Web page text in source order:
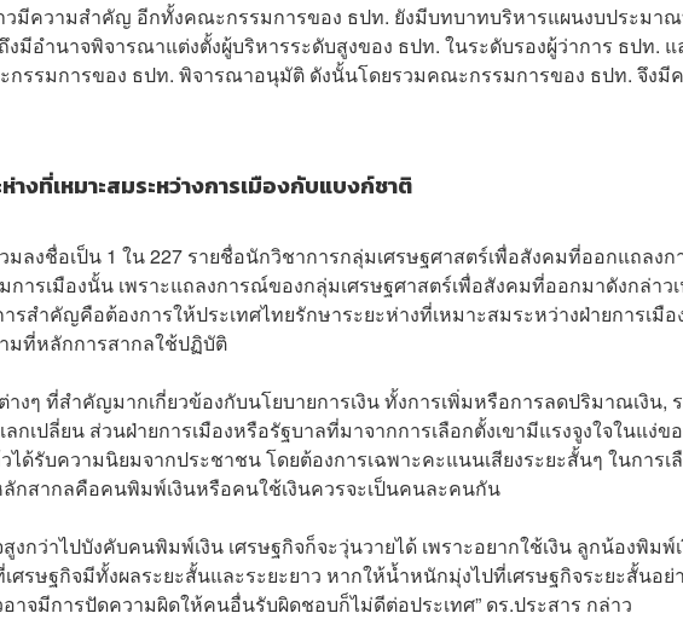
มีความสำคัญ อีกทั้งคณะกรรมการของ ธปท. ยังมีบทบาทบริหารแผนงบประมา
อำนาจพิจารณาแต่งตั้งผู้บริหารระดับสูงของ ธปท. ในระดับรองผู้ว่าการ ธปท. แ
กรรมการของ ธปท. พิจารณาอนุมัติ ดังนั้นโดยรวมคณะกรรมการของ ธปท. จึงมี
งที่เหมาะสมระหว่างการเมืองกับแบงก์ชาติ
มลงชื่อเป็น 1 ใน 227 รายชื่อนักวิชาการกลุ่มเศรษฐศาสตร์เพื่อสังคมที่ออกแถลง
ารเมืองนั้น เพราะแถลงการณ์ของกลุ่มเศรษฐศาสตร์เพื่อสังคมที่ออกมาดังกล่าว
สำคัญคือต้องการให้ประเทศไทยรักษาระยะห่างที่เหมาะสมระหว่างฝ่ายการเมือ
มที่หลักการสากลใช้ปฏิบัติ
งๆ ที่สำคัญมากเกี่ยวข้องกับนโยบายการเงิน ทั้งการเพิ่มหรือการลดปริมาณเงิน,
กเปลี่ยน ส่วนฝ่ายการเมืองหรือรัฐบาลที่มาจากการเลือกตั้งเขามีแรงจูงใจในแง่ข
ได้รับความนิยมจากประชาชน โดยต้องการเฉพาะคะแนนเสียงระยะสั้นๆ ในการเ
กสากลคือคนพิมพ์เงินหรือคนใช้เงินควรจะเป็นคนละคนกัน
งกว่าไปบังคับคนพิมพ์เงิน เศรษฐกิจก็จะวุ่นวายได้ เพราะอยากใช้เงิน ลูกน้องพิมพ์
ศรษฐกิจมีทั้งผลระยะสั้นและระยะยาว หากให้น้ำหนักมุ่งไปที่เศรษฐกิจระยะสั้นอย่
อาจมีการปัดความผิดให้คนอื่นรับผิดชอบก็ไม่ดีต่อประเทศ” ดร.ประสาร กล่าว